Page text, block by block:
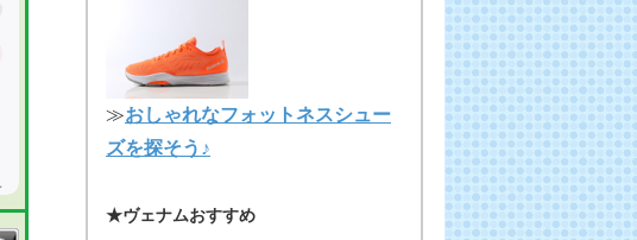
≫おしゃれなフォットネスシュー
ズを探そう♪
★ヴェナムおすすめ